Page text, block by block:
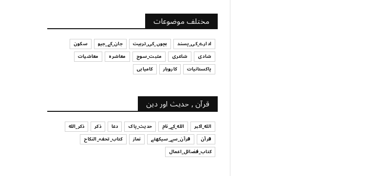
آپ کا فیصلہ کرنے کا انداز
July 29, 2026
مختلف موضوعات
ادارے_کی_پسند بچوں_کی_تربیت جان_کے_جیو
سکون
شادی
شاعری مثبت_سوچ معاشرہ
معاشیات
پاکستانیات
کاروبار کامیابی
قرآن , حدیث اور دین
الله_اکبر الله_کے_نام حدیث_پاک دعا ذکر
ذکر_الله
قرآن
قرآن_سے_سیکھئے نماز
کتاب_تحفہ_النکاح
کتاب_فضائل_اعمال